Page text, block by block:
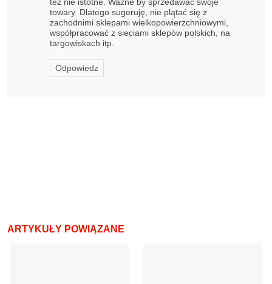
też nie istotne. Ważne by sprzedawać swoje
towary. Dlatego sugeruję, nie plątać się z
zachodnimi sklepami wielkopowierzchniowymi,
współpracować z sieciami sklepów polskich, na
targowiskach itp.
Odpowiedz
ARTYKUŁY POWIĄZANE